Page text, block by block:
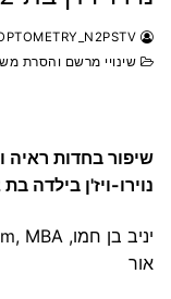
שינויי מרשם והסרת
שיפור בחדות ראיה
נוירו-ויז'ן בילדה בת 12 הסובלת מניסטגמוס.
אור